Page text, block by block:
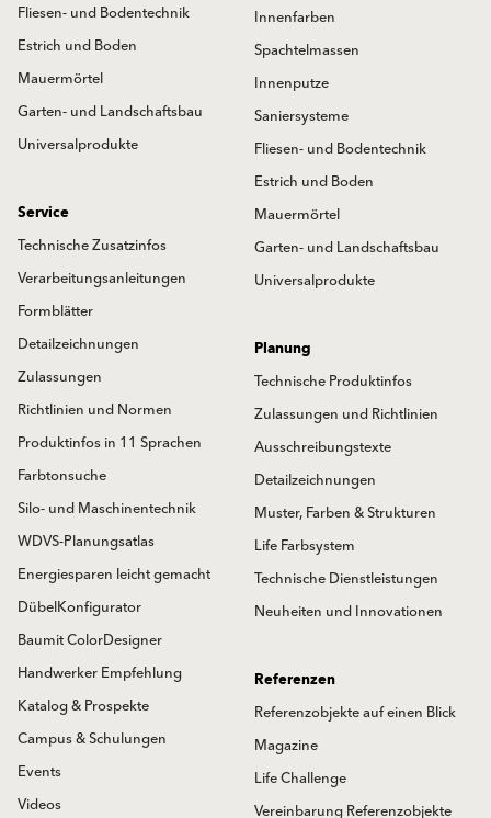
Fliesen- und Bodentechnik
Estrich und Boden
Mauermörtel
Garten- und Landschaftsbau
Universalprodukte
Innenfarben
Spachtelmassen
Innenputze
Saniersysteme
Fliesen- und Bodentechnik
Estrich und Boden
Mauermörtel
Garten- und Landschaftsbau
Universalprodukte
Service
Technische Zusatzinfos
Verarbeitungsanleitungen
Formblätter
Detailzeichnungen
Zulassungen
Richtlinien und Normen
Produktinfos in 11 Sprachen
Farbtonsuche
Silo- und Maschinentechnik
WDVS-Planungsatlas
Energiesparen leicht gemacht
DübelKonfigurator
Baumit ColorDesigner
Handwerker Empfehlung
Katalog & Prospekte
Campus & Schulungen
Events
Videos
Planung
Technische Produktinfos
Zulassungen und Richtlinien
Ausschreibungstexte
Detailzeichnungen
Muster, Farben & Strukturen
Life Farbsystem
Technische Dienstleistungen
Neuheiten und Innovationen
Referenzen
Referenzobjekte auf einen Blick
Magazine
Life Challenge
Vereinbarung Referenzobjekte